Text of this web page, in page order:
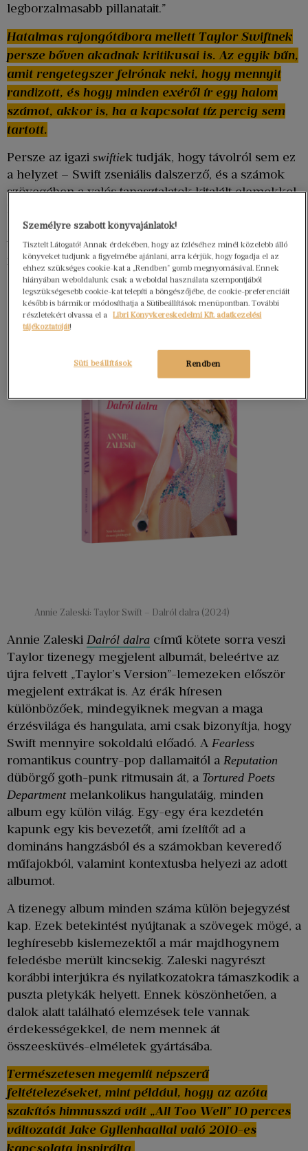
legborzalmasabb pillanatait.”
Hatalmas rajongótábora mellett Taylor Swiftnek
persze bőven akadnak kritikusai is. Az egyik bűn,
amit rengetegszer felrónak neki, hogy mennyit
randizott, és hogy minden exéről ír egy halom
számot, akkor is, ha a kapcsolat tíz percig sem
tartott.
Persze az igazi swiftiek tudják, hogy távolról sem ez
a helyzet – Swift zseniális dalszerző, és a számok
szövegében a valós tapasztalatok kitalált elemekkel
„You Belong With Me” elejét egy véletlenül elkapott
telefonbeszélgetés ihlette, aminek során egy
ismerőse a barátnőjével veszekedett.
Annie Zaleski: Taylor Swift – Dalról dalra (2024)
Annie Zaleski Dalról dalra című kötete sorra veszi
Taylor tizenegy megjelent albumát, beleértve az
újra felvett „Taylor’s Version”-lemezeken először
megjelent extrákat is. Az érák híresen
különbözőek, mindegyiknek megvan a maga
érzésvilága és hangulata, ami csak bizonyítja, hogy
Swift mennyire sokoldalú előadó. A Fearless
romantikus country-pop dallamaitól a Reputation
dübörgő goth-punk ritmusain át, a Tortured Poets
Departmentmelankolikus hangulatáig, minden
album egy külön világ. Egy-egy éra kezdetén
kapunk egy kis bevezetőt, ami ízelítőt ad a
domináns hangzásból és a számokban keveredő
műfajokból, valamint kontextusba helyezi az adott
albumot.
A tizenegy album minden száma külön bejegyzést
kap. Ezek betekintést nyújtanak a szövegek mögé, a
leghíresebb kislemezektől a már majdhogynem
feledésbe merült kincsekig. Zaleski nagyrészt
korábbi interjúkra és nyilatkozatokra támaszkodik a
puszta pletykák helyett. Ennek köszönhetően, a
dalok alatt található elemzések tele vannak
érdekességekkel, de nem mennek át
összeesküvés-elméletek gyártásába.
Természetesen megemlít népszerű
feltételezéseket, mint például, hogy az azóta
szakítós himnusszá vált „All Too Well” 10 perces
változatát Jake Gyllenhaallal való 2010-es
Személyre szabott könyvajánlatok!
Tisztelt Látogató! Annak érdekében, hogy az ízléséhez minél közelebb álló
könyveket tudjunk a figyelmébe ajánlani, arra kérjük, hogy fogadja el az
ehhez szükséges cookie-kat a „Rendben” gomb megnyomásával. Ennek
hiányában weboldalunk csak a weboldal használata szempontjából
legszükségesebb cookie-kat telepíti a böngészőjébe, de cookie-preferenciáit
később is bármikor módosíthatja a Sütibeállítások menüpontban. További
részletekért olvassa el a
Libri Könyvkereskedelmi Kft. adatkezelési
tájékoztatóját!
Rendben
Süti beállítások